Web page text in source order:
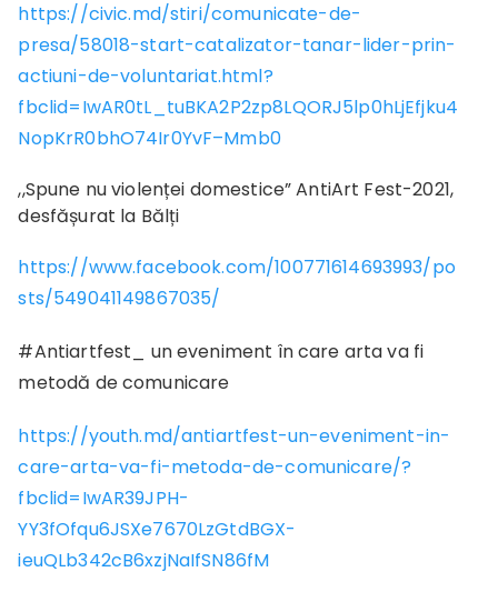
https://civic.md/stiri/comunicate-de-
presa/58018-start-catalizator-tanar-lider-prin-
actiuni-de-voluntariat.html?
fbclid=IwAR0tL_tuBKA2P2zp8LQORJ5lp0hLjEfjku4
NopKrR0bhO74Ir0YvF–Mmb0
,,Spune nu violenței domestice” AntiArt Fest-2021,
desfășurat la Bălți
https://www.facebook.com/100771614693993/po
sts/549041149867035/
#Antiartfest_ un eveniment în care arta va fi
metodă de comunicare
https://youth.md/antiartfest-un-eveniment-in-
care-arta-va-fi-metoda-de-comunicare/?
fbclid=IwAR39JPH-
YY3fOfqu6JSXe7670LzGtdBGX-
ieuQLb342cB6xzjNaIfSN86fM